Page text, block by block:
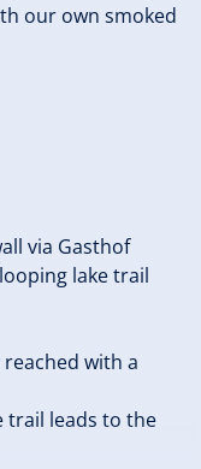
our own smoked
via Gasthof
lake trail
reached with a
trail leads to the